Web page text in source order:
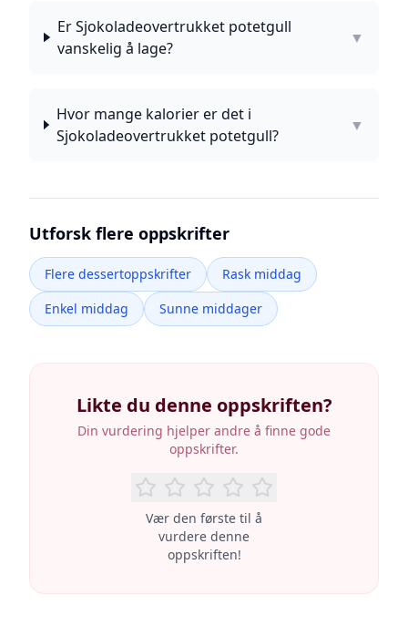
Er Sjokoladeovertrukket potetgull
vanskelig å lage?
▼
Hvor mange kalorier er det i
Sjokoladeovertrukket potetgull?
▼
Utforsk flere oppskrifter
Flere dessertoppskrifter
Rask middag
Enkel middag
Sunne middager
Likte du denne oppskriften?
Din vurdering hjelper andre å finne gode
oppskrifter.
Vær den første til å
vurdere denne
oppskriften!